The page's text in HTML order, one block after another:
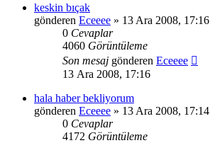
keskin bıçak
gönderen Eceeee » 13 Ara 2008, 17:16
0 Cevaplar
4060 Görüntüleme
Son mesaj gönderen Eceeee
13 Ara 2008, 17:16
hala haber bekliyorum
gönderen Eceeee » 13 Ara 2008, 17:14
0 Cevaplar
4172 Görüntüleme